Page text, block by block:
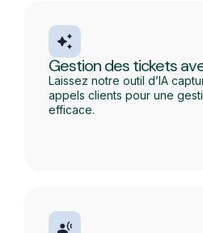
Gestion des tickets
Laissez notre outil d’IA
appels clients pour une
efficace.